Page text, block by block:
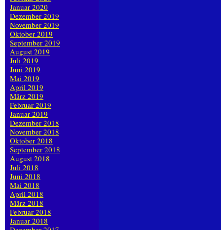
Januar 2020
Dezember 2019
November 2019
Oktober 2019
September 2019
August 2019
Juli 2019
Juni 2019
Mai 2019
April 2019
März 2019
Februar 2019
Januar 2019
Dezember 2018
November 2018
Oktober 2018
September 2018
August 2018
Juli 2018
Juni 2018
Mai 2018
April 2018
März 2018
Februar 2018
Januar 2018